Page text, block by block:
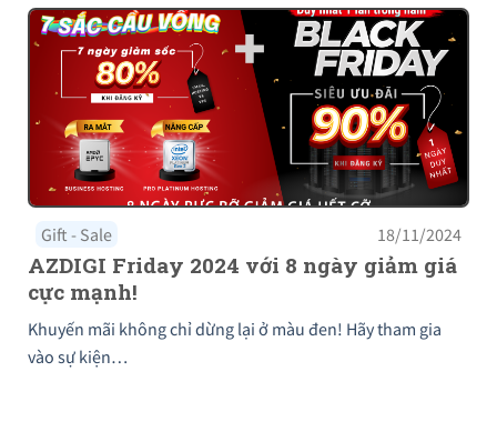
Gift - Sale 18/11/2024
AZDIGI Friday 2024 với 8 ngày giảm giá
cực mạnh!
Khuyến mãi không chỉ dừng lại ở màu đen! Hãy tham gia
vào sự kiện…